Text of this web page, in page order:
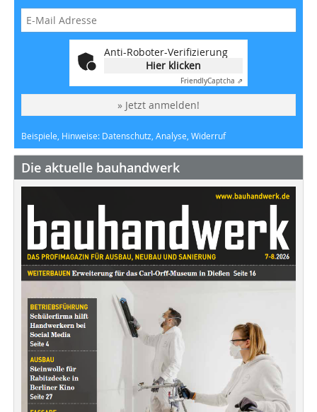
Anti-Roboter-Verifizierung
Hier klicken
FriendlyCaptcha ⇗
» Jetzt anmelden!
Beispiele, Hinweise: Datenschutz, Analyse, Widerruf
Die aktuelle bauhandwerk